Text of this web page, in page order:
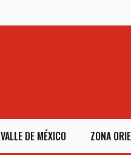
VALLE DE MÉXICO ZONA